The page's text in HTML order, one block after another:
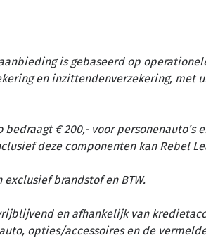
is gebaseerd op
en inzittendenverzekering, met
€ 200,- voor personenauto’s
deze componenten kan Rebel
brandstof en BTW.
en afhankelijk van
opties/accessoires en de